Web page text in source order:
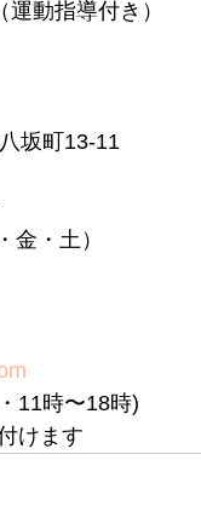
動指導付き）
坂町13-11
金・土）
11時〜18時)
けます